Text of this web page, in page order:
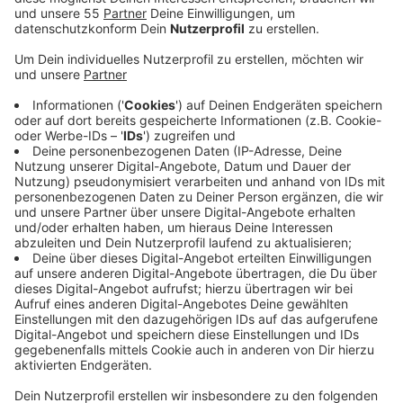
Veröffentlicht:Mittwoch, 05.06.2024 12:51
Anzeige
Das sagt die Industrie- und Handelskammer Mittlerer
Niederrhein. Sie hat mit anderen Kammern eine Studie
dazu in Auftrag gegeben. Auf Dauer sei der
Wirtschaftsstandort bei uns ohne
Wasserstofftechnologien nicht mehr
wettbewerbsfähig, warnt die IHK. Allerdings fehlen
demnach vielen Unternehmen die Grundlagen für
solche langfristigen Entscheidungen. Die Politik habe
ein Kernnetz für die Wasserstoffversorgung bis 2032
angekündigt - die Unternehmen könnten aber selbst
noch nicht investieren, solange sie daran nicht